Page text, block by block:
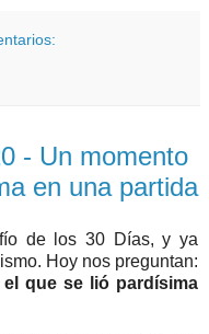
- Un momento
en una partida
de los 30 Días, y ya
Hoy nos preguntan:
que se lió pardísima